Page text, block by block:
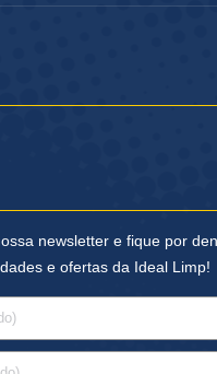
newsletter e fique por
e ofertas da Ideal Limp!